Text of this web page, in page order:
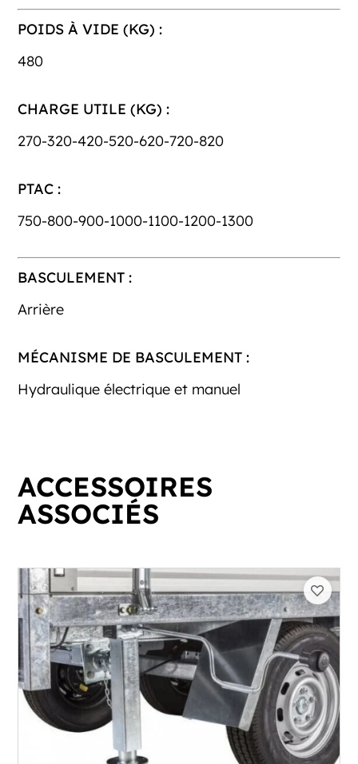
POIDS À VIDE (KG) :
480
CHARGE UTILE (KG) :
270-320-420-520-620-720-820
PTAC :
750-800-900-1000-1100-1200-1300
BASCULEMENT :
Arrière
MÉCANISME DE BASCULEMENT :
Hydraulique électrique et manuel
ACCESSOIRES
ASSOCIÉS